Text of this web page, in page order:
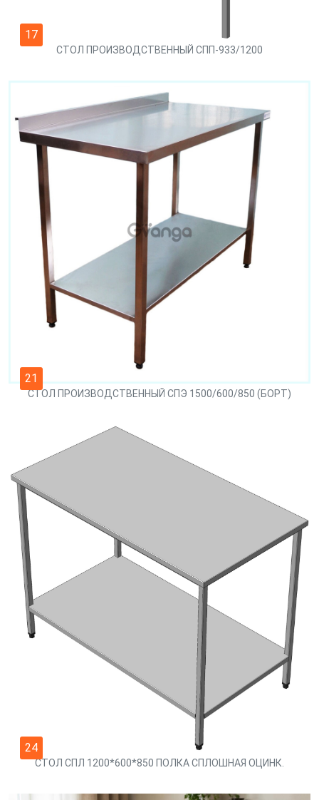
17
СТОЛ ПРОИЗВОДСТВЕННЫЙ СПП-933/1200
21
СТОЛ ПРОИЗВОДСТВЕННЫЙ СПЭ 1500/600/850 (БОРТ)
24
СТОЛ СПЛ 1200*600*850 ПОЛКА СПЛОШНАЯ ОЦИНК.